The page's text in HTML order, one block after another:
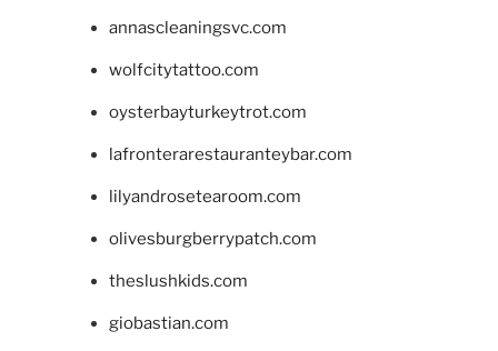
annascleaningsvc.com
wolfcitytattoo.com
oysterbayturkeytrot.com
lafronterarestauranteybar.com
lilyandrosetearoom.com
olivesburgberrypatch.com
theslushkids.com
giobastian.com